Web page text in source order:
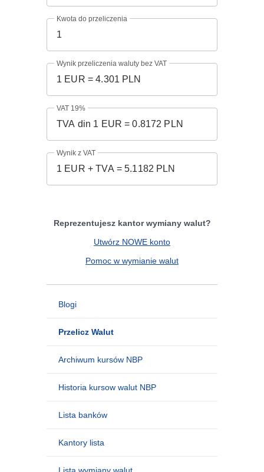
Kwota do przeliczenia
Wynik przeliczenia waluty bez VAT
VAT 19%
Wynik z VAT
Reprezentujesz kantor wymiany walut?
Utwórz NOWE konto
Pomoc w wymianie walut
Blogi
Przelicz Walut
Archiwum kursów NBP
Historia kursow walut NBP
Lista banków
Kantory lista